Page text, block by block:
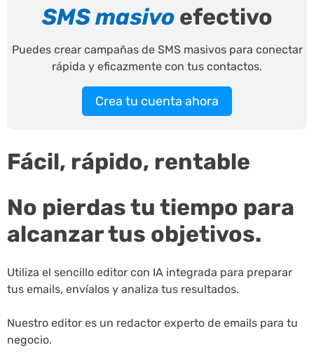
SMS masivoefectivo
Puedes crear campañas de SMS masivos para conectar
rápida y eficazmente con tus contactos.
Crea tu cuenta ahora
Fácil, rápido, rentable
No pierdas tu tiempo para
alcanzar tus objetivos.
Utiliza el sencillo editor con IA integrada para preparar
tus emails, envíalos y analiza tus resultados.
Nuestro editor es un redactor experto de emails para tu
negocio.